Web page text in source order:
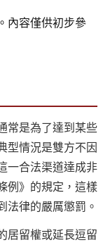
內容僅供初步參
常是為了達到某些
型情況是雙方不因
一合法渠道達成非
例》的規定，這樣
法律的嚴厲懲罰。
居留權或延長逗留